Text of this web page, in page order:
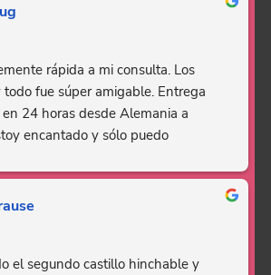
rápida a mi consulta. Los
todo fue súper amigable. Entrega
24 horas desde Alemania a
encantado y sólo puedo
el segundo castillo hinchable y